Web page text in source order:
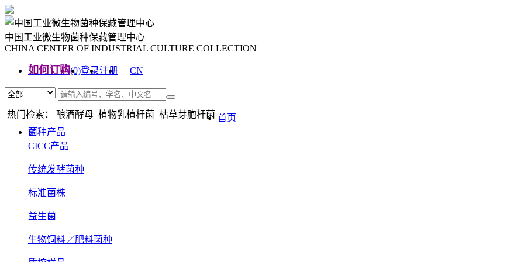
中国工业微生物菌种保藏管理中心
CHINA CENTER OF INDUSTRIAL CULTURE COLLECTION
如何订购(0)登录注册
CN
热门检索： 酿酒酵母 植物乳植杆菌 枯草芽胞杆菌 首页
菌种产品
CICC产品
传统发酵菌种
标准菌株
益生菌
生物饲料／肥料菌种